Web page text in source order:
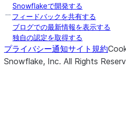
Snowflakeで開発する
フィードバックを共有する
ブログでの最新情報を表示する
独自の認定を取得する
プライバシー通知サイト規約
Snowflake, Inc. All Rights